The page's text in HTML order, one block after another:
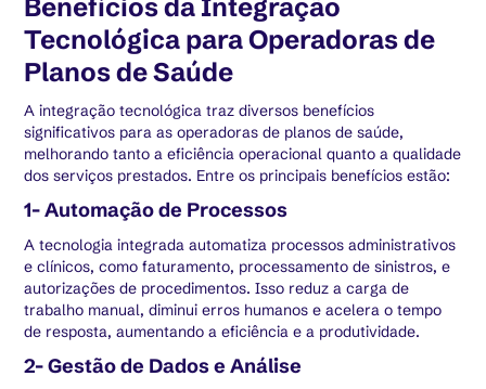
Benefícios da Integração
Tecnológica para Operadoras de
Planos de Saúde
A integração tecnológica traz diversos benefícios
significativos para as operadoras de planos de saúde,
melhorando tanto a eficiência operacional quanto a qualidade
dos serviços prestados. Entre os principais benefícios estão:
1- Automação de Processos
A tecnologia integrada automatiza processos administrativos
e clínicos, como faturamento, processamento de sinistros, e
autorizações de procedimentos. Isso reduz a carga de
trabalho manual, diminui erros humanos e acelera o tempo
de resposta, aumentando a eficiência e a produtividade.
2- Gestão de Dados e Análise